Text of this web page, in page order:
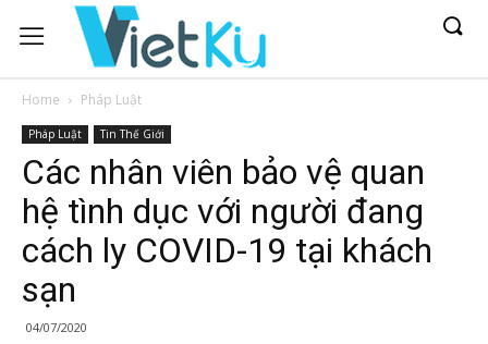
Home Pháp Luật
Pháp Luật Tin Thế Giới
Các nhân viên bảo vệ quan
hệ tình dục với người đang
cách ly COVID-19 tại khách
sạn
04/07/2020